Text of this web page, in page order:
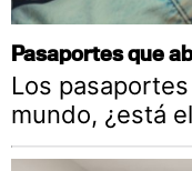
Pasaportes que
Los
mundo, ¿está